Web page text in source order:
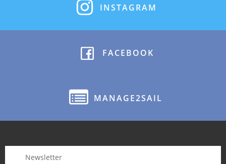
INSTAGRAM
FACEBOOK
MANAGE2SAIL
Newsletter